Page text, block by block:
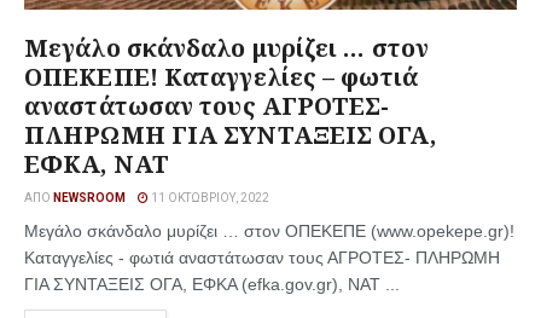
Μεγάλο σκάνδαλο μυρίζει … στον
ΟΠΕΚΕΠΕ! Καταγγελίες – φωτιά
αναστάτωσαν τους ΑΓΡΟΤΕΣ-
ΠΛΗΡΩΜΗ ΓΙΑ ΣΥΝΤΑΞΕΙΣ ΟΓΑ,
ΕΦΚΑ, ΝΑΤ
ΑΠΌ NEWSROOM 11 ΟΚΤΩΒΡΊΟΥ, 2022
Μεγάλο σκάνδαλο μυρίζει … στον ΟΠΕΚΕΠΕ (www.opekepe.gr)!
Καταγγελίες - φωτιά αναστάτωσαν τους ΑΓΡΟΤΕΣ- ΠΛΗΡΩΜΗ
ΓΙΑ ΣΥΝΤΑΞΕΙΣ ΟΓΑ, ΕΦΚΑ (efka.gov.gr), ΝΑΤ ...